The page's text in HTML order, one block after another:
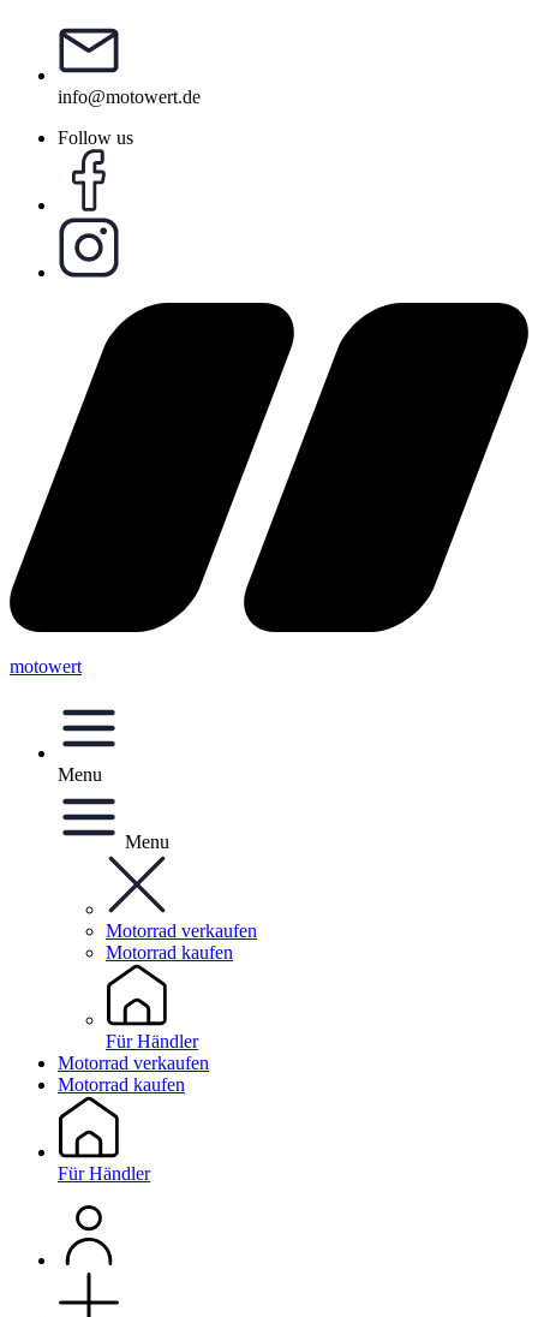
info@motowert.de
Follow us
motowert
Menu
Menu
Motorrad verkaufen
Motorrad kaufen
Für Händler
Motorrad verkaufen
Motorrad kaufen
Für Händler